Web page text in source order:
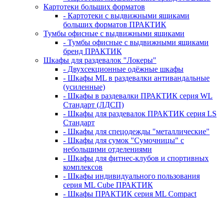
Картотеки больших форматов
- Картотеки с выдвижными ящиками
больших форматов ПРАКТИК
Тумбы офисные с выдвижными ящиками
- Тумбы офисные с выдвижными ящиками
бренд ПРАКТИК
Шкафы для раздевалок "Локеры"
- Двухсекционные одёжные шкафы
- Шкафы ML в раздевалки антивандальные
(усиленные)
- Шкафы в раздевалки ПРАКТИК серия WL
Стандарт (ЛДСП)
- Шкафы для раздевалок ПРАКТИК серия LS
Стандарт
- Шкафы для спецодежды "металлические"
- Шкафы для сумок "Сумочницы" с
небольшими отделениями
- Шкафы для фитнес-клубов и спортивных
комплексов
- Шкафы индивидуального пользования
серия ML Cube ПРАКТИК
- Шкафы ПРАКТИК серия ML Compact